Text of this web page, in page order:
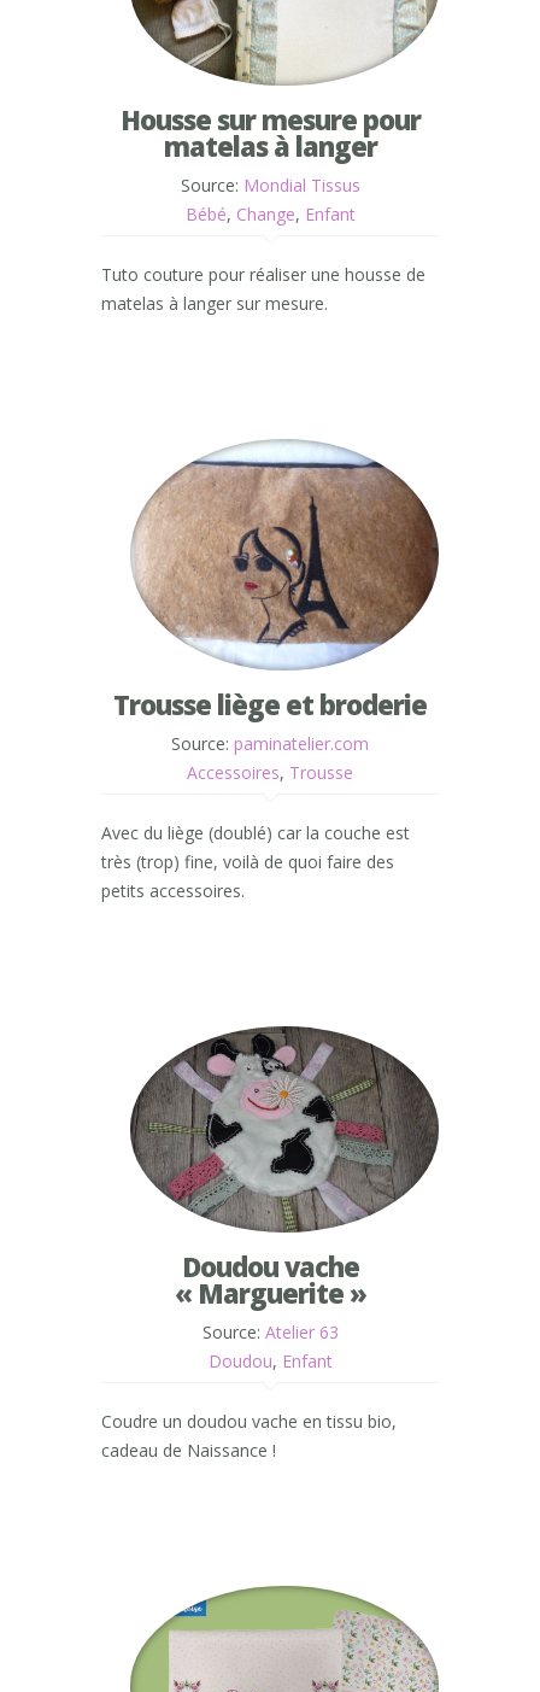
Housse sur mesure pour
matelas à langer
Source: Mondial Tissus
Bébé, Change, Enfant
Tuto couture pour réaliser une housse de
matelas à langer sur mesure.
Trousse liège et broderie
Source: paminatelier.com
Accessoires, Trousse
Avec du liège (doublé) car la couche est
très (trop) fine, voilà de quoi faire des
petits accessoires.
Doudou vache
« Marguerite »
Source: Atelier 63
Doudou, Enfant
Coudre un doudou vache en tissu bio,
cadeau de Naissance !